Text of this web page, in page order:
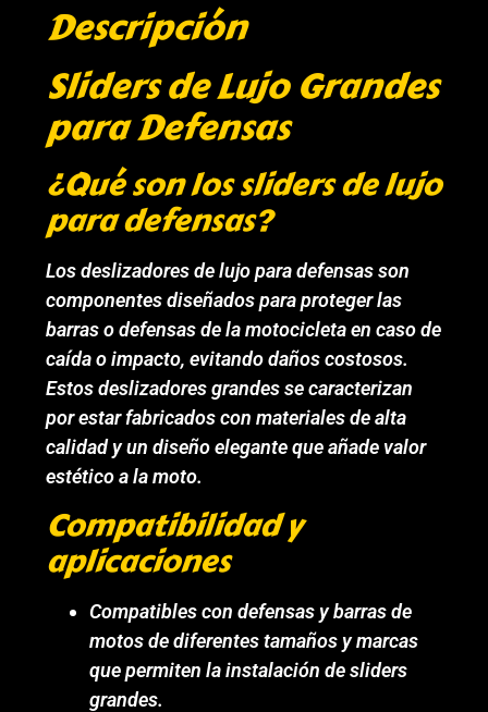
Descripción
Sliders de Lujo Grandes
para Defensas
¿Qué son los sliders de lujo
para defensas?
Los deslizadores de lujo para defensas son
componentes diseñados para proteger las
barras o defensas de la motocicleta en caso de
caída o impacto, evitando daños costosos.
Estos deslizadores grandes se caracterizan
por estar fabricados con materiales de alta
calidad y un diseño elegante que añade valor
estético a la moto.
Compatibilidad y
aplicaciones
Compatibles con defensas y barras de
motos de diferentes tamaños y marcas
que permiten la instalación de sliders
grandes.